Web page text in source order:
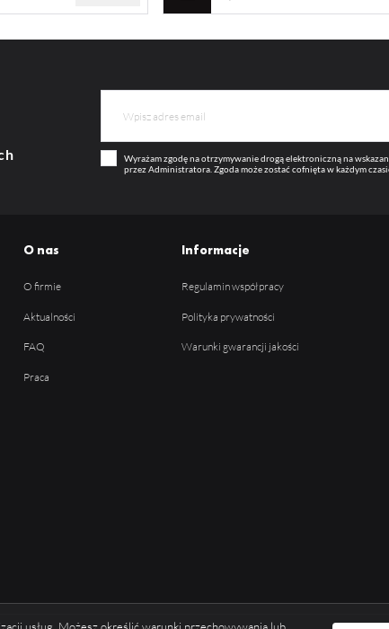
Wyrażam zgodę na otrzymywanie drogą elektroniczną na
przez Administratora. Zgoda może zostać cofnięta w każdym
O nas
O firmie
Aktualności
FAQ
Praca
Informacje
Regulamin współpracy
Polityka prywatności
Warunki gwarancji jakości